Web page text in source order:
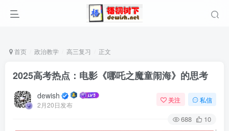
首页 政治教学 高三复习 正文
2025高考热点：电影《哪吒之魔童闹海》的思考
dewish
2月20日发布
关注 私信
688 10